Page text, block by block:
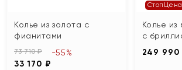
Колье из золота с
фианитами
73 710 ₽
33 170 ₽
-55%
СтопЦена
Колье из
с
249 990